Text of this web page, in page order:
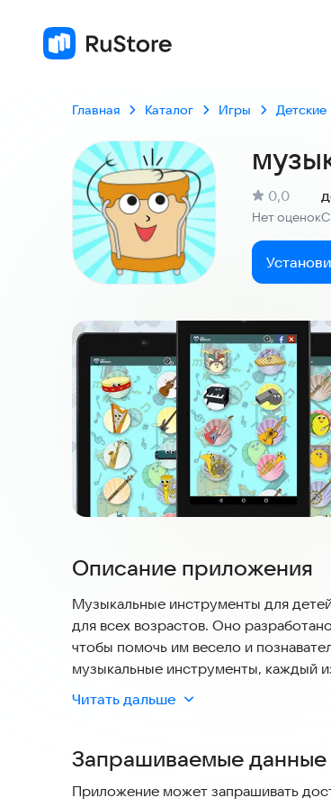
Главная Каталог Игры Детские
Рейтинг:
0,0
Нет оценок
Скриншоты
Описание приложения
Музыкальные инструменты для
для всех возрастов. Оно
чтобы помочь им весело и
музыкальные инструменты, каждый
В каждом разделе вы найдете:
- Звук, который издает инструмент.
- Изображение.
- Название и произношение.
Читать дальше
Запрашиваемые данные
Приложение может запрашивать